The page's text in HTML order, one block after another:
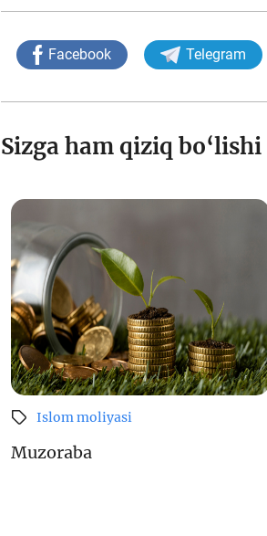
Facebook Telegram
Sizga ham qiziq
Islom moliyasi
Muzoraba